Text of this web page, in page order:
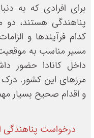
برای افرادی که به
پناهندگی هستند،
کدام فرآیندها و
مسیر مناسب به
داخل کانادا حضور
مرزهای این کشور. درک
و اقدام صحیح بسیار
درخواست پناهندگی